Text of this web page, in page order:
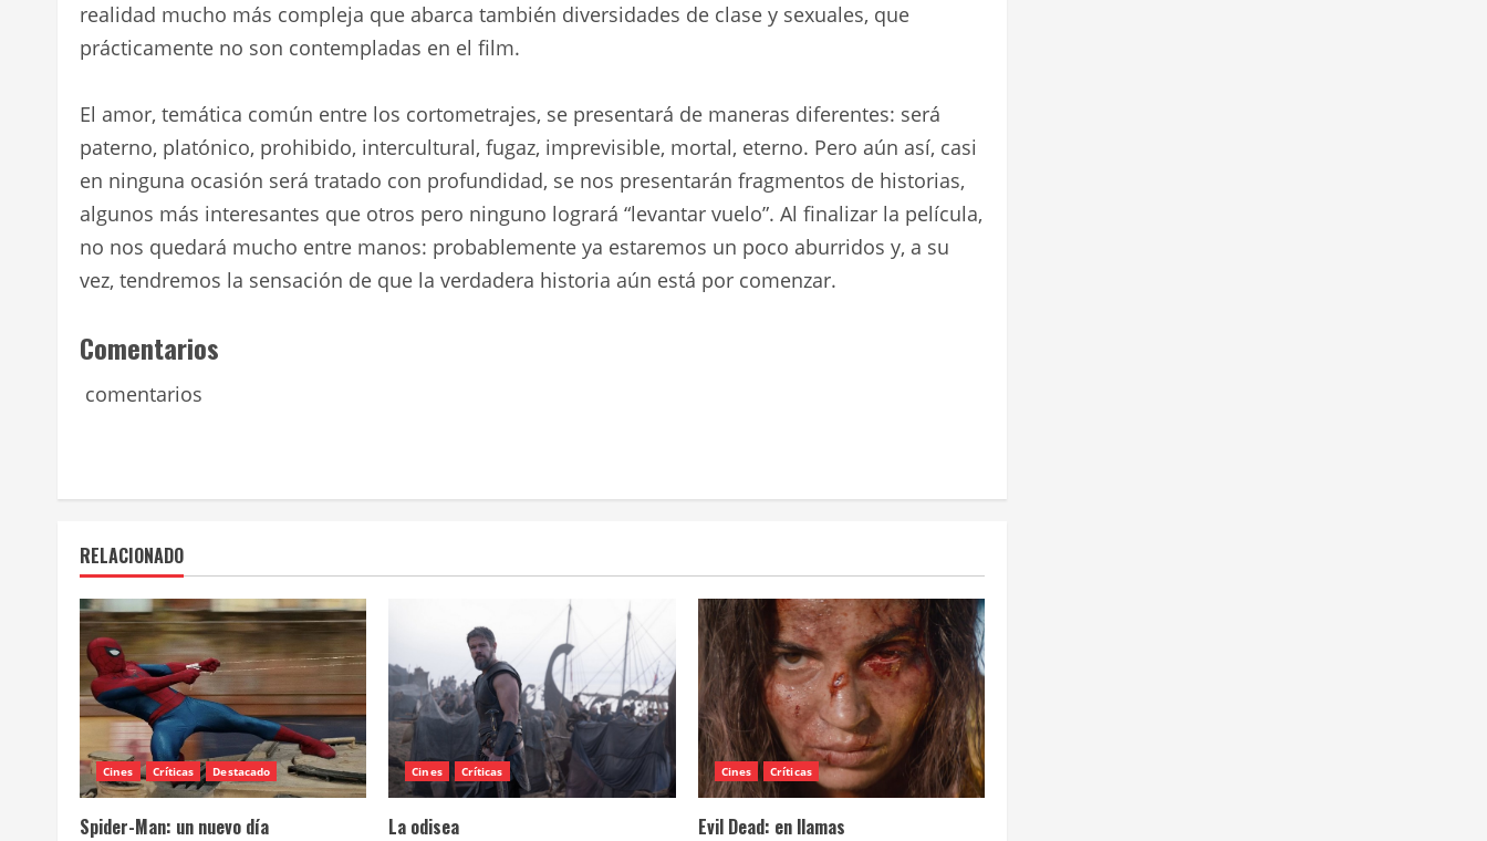
realidad mucho más compleja que abarca también diversidades de clase y sexuales, que
prácticamente no son contempladas en el film.
El amor, temática común entre los cortometrajes, se presentará de maneras diferentes: será
paterno, platónico, prohibido, intercultural, fugaz, imprevisible, mortal, eterno. Pero aún así, casi
en ninguna ocasión será tratado con profundidad, se nos presentarán fragmentos de historias,
algunos más interesantes que otros pero ninguno logrará “levantar vuelo”. Al finalizar la película,
no nos quedará mucho entre manos: probablemente ya estaremos un poco aburridos y, a su
vez, tendremos la sensación de que la verdadera historia aún está por comenzar.
Comentarios
comentarios
RELACIONADO
Cines Críticas Destacado
Spider-Man: un nuevo día
Cines Críticas
La odisea
Cines Críticas
Evil Dead: en llamas